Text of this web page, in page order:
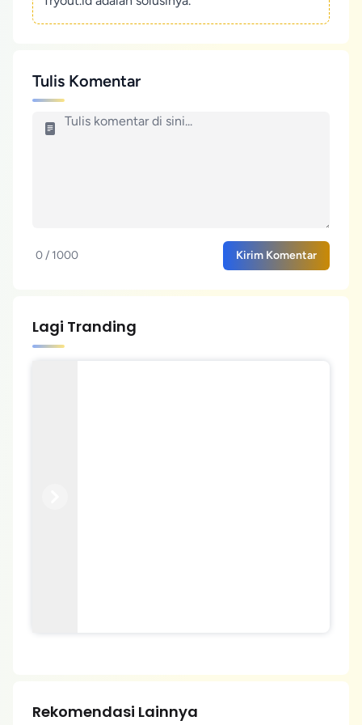
Tulis Komentar
0 / 1000 Kirim Komentar
Lagi Tranding
Rekomendasi Lainnya